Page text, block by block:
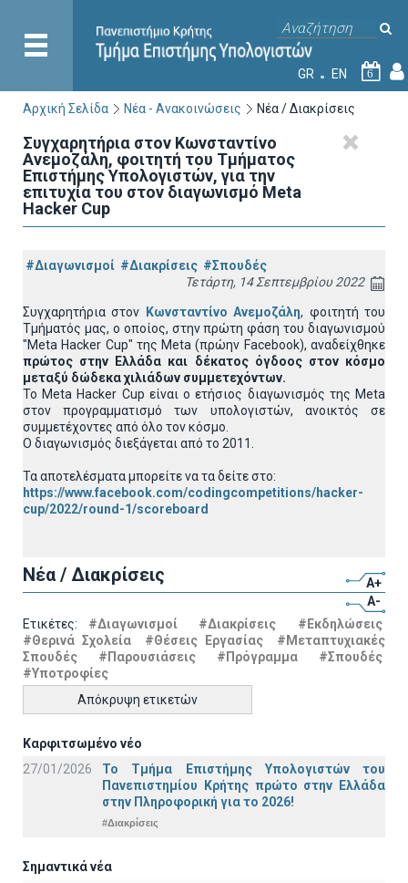
GR EN 6
Αρχική Σελίδα Νέα - Ανακοινώσεις Νέα / Διακρίσεις
Συγχαρητήρια στον Κωνσταντίνο
Ανεμοζάλη, φοιτητή του Τμήματος
Επιστήμης Υπολογιστών, για την
επιτυχία του στον διαγωνισμό Meta
Hacker Cup
#Διαγωνισμοί #Διακρίσεις #Σπουδές
Τετάρτη, 14 Σεπτεμβρίου 2022
Συγχαρητήρια στον Κωνσταντίνο Ανεμοζάλη, φοιτητή του
Τμήματός μας, ο οποίος, στην πρώτη φάση του διαγωνισμού
"Meta Hacker Cup" της Meta (πρώην Facebook), αναδείχθηκε
πρώτος στην Ελλάδα και δέκατος όγδοος στον κόσμο
μεταξύ δώδεκα χιλιάδων συμμετεχόντων.
To Meta Hacker Cup είναι ο ετήσιος διαγωνισμός της Meta
στον προγραμματισμό των υπολογιστών, ανοικτός σε
συμμετέχοντες από όλο τον κόσμο.
Ο διαγωνισμός διεξάγεται από το 2011.
Τα αποτελέσματα μπορείτε να τα δείτε στο:
https://www.facebook.com/codingcompetitions/hacker-
cup/2022/round-1/scoreboard
Νέα / Διακρίσεις
A+
A-
Ετικέτες: #Διαγωνισμοί #Διακρίσεις
#Εκδηλώσεις
#Θερινά Σχολεία
#Θέσεις Εργασίας
#Μεταπτυχιακές
Σπουδές
#Παρουσιάσεις #Πρόγραμμα
#Σπουδές
#Υποτροφίες
Απόκρυψη ετικετών
Καρφιτσωμένο νέο
27/01/2026
Το Τμήμα Επιστήμης Υπολογιστών του
Πανεπιστημίου Κρήτης πρώτο στην Ελλάδα
στην Πληροφορική για το 2026!
#Διακρίσεις
Σημαντικά νέα